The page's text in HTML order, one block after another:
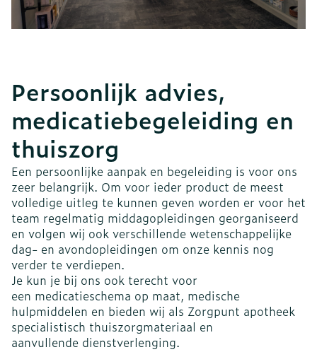
Persoonlijk advies,
medicatiebegeleiding en
thuiszorg
Een persoonlijke aanpak en begeleiding is voor ons
zeer belangrijk. Om voor ieder product de meest
volledige uitleg te kunnen geven worden er voor het
team regelmatig middagopleidingen georganiseerd
en volgen wij ook verschillende wetenschappelijke
dag- en avondopleidingen om onze kennis nog
verder te verdiepen.
Je kun je bij ons ook terecht voor
een medicatieschema op maat, medische
hulpmiddelen en bieden wij als Zorgpunt apotheek
specialistisch thuiszorgmateriaal en
aanvullende dienstverlenging.